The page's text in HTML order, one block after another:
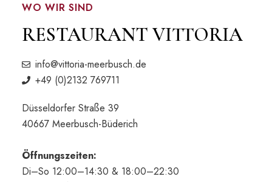
WO WIR SIND
RESTAURANT VITTORIA
info@vittoria-meerbusch.de
+49 (0)2132 769711
Düsseldorfer Straße 39
40667 Meerbusch-Büderich
Öffnungszeiten:
Di–So 12:00–14:30 & 18:00–22:30